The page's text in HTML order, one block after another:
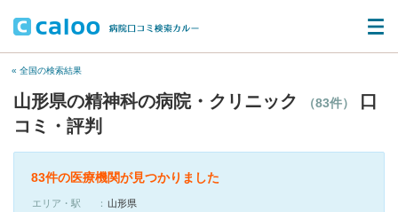
« 全国の検索結果
山形県の精神科の病院・クリニック （83件）
口
コミ・評判
83件の医療機関が見つかりました
エリア・駅
山形県